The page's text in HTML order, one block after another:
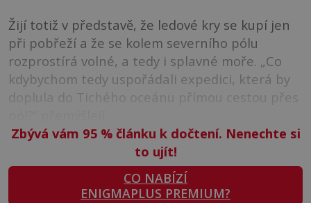
Žijí totiž v představě, že ledové kry se kupí jen
při pobřeží a že se kolem severního pólu
rozprostírá volné, a tedy i splavné moře. „Co
kdybychom tedy uspořádali expedici, která by
doplula do Tichého oceánu přímou cestou přes
Zbývá vám 95 %článku k dočtení. Nenechte si
to ujít!
CO NABÍZÍ
ENIGMAPLUS PREMIUM?